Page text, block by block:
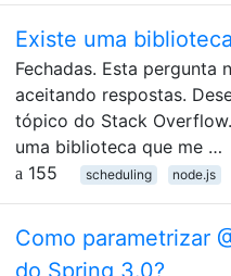
Existe uma
Fechadas. Esta pergunta
aceitando respostas.
tópico do Stack
uma biblioteca que me …
155
scheduling node.js
Como parametrizar
do Spring 3.0?